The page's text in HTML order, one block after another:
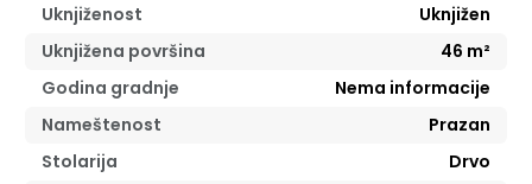
Uknjiženost
Uknjižen
Uknjižena površina
46 m²
Godina gradnje
Nema informacije
Nameštenost
Prazan
Stolarija
Drvo